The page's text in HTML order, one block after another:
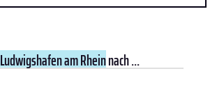
Ludwigshafen am Rheinnach ...